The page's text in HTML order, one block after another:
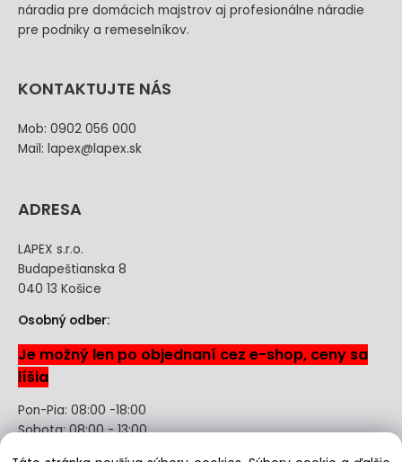
náradia pre domácich majstrov aj profesionálne náradie
pre podniky a remeselníkov.
KONTAKTUJTE NÁS
Mob: 0902 056 000
Mail: lapex@lapex.sk
ADRESA
LAPEX s.r.o.
Budapeštianska 8
040 13 Košice
Osobný odber:
Je možný len po objednaní cez e-shop, ceny sa
líšia
Pon-Pia: 08:00 -18:00
Sobota: 08:00 - 13:00